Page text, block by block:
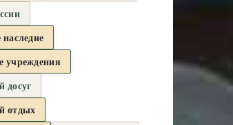
учреждения
досуг
отдых